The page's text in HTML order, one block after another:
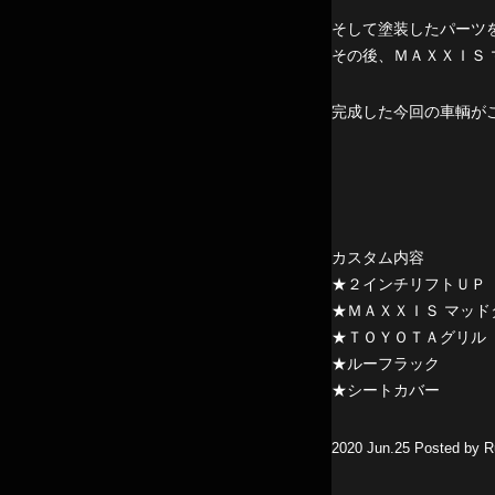
そして塗装したパーツ
その後、ＭＡＸＸＩＳ
完成した今回の車輌
カスタム内容
★２インチリフトＵＰ
★ＭＡＸＸＩＳ マッド
★ＴＯＹＯＴＡグリル
★ルーフラック
★シートカバー
2020 Jun.25 Posted by